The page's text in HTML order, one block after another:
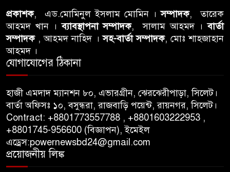
আবু তালহা চৌধুরী দ্বিতীয় বারের
মত টাওয়ার হ‍্যামলেটস কাউন্সিলের
গণবিজ্ঞপ্তি নিয়ে সিলেট অনলাইন
প্রেসক্লাবে বিশ্ব মুক্ত গণমাধ্যম দিবসে
সমালোচনা
সিলেটে ব্যাডমিন্টন তারকাদের
প্রকাশক, এড.মোমিনুল ইসলাম মোমিন ।সম্পাদক, তারেক
আহমদ খান ।ব্যাবস্থাপনা সম্পাদক, সালাম আহমদ ।বার্তা
সম্পাদক, আহমদ নাহিদ ।সহ-বার্তা সম্পাদক, মোঃ শাহজাহান
আহমদ ।
যোগাযোগের ঠিকানা
হাজী এমদাদ ম্যানশন ৮০, এভারগ্রীন, ঝেরঝেরীপাড়া, সিলেট।
বার্তা অফিসঃ ১০, বসুন্ধরা, রাজবাড়ি পয়েন্ট, রায়নগর, সিলেট।
Contract: +8801773557788 , +8801603222953 ,
+8801745-956600 (বিজ্ঞাপন), ইমেইল
এড্রেস:powernewsbd24@gmail.com
প্রয়োজনীয় লিঙ্ক